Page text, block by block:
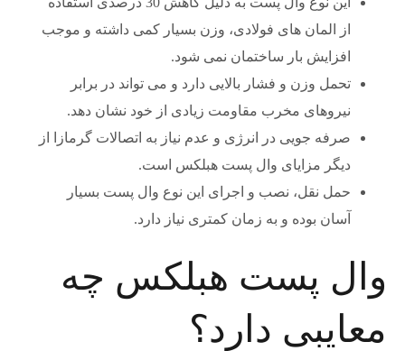
از المان های فولادی، وزن بسیار کمی داشته و موجب
افزایش بار ساختمان نمی شود.
تحمل وزن و فشار بالایی دارد و می تواند در برابر
نیروهای مخرب مقاومت زیادی از خود نشان دهد.
صرفه جویی در انرژی و عدم نیاز به اتصالات گرمازا از
دیگر مزایای وال پست هبلکس است.
حمل نقل، نصب و اجرای این نوع وال پست بسیار
آسان بوده و به زمان کمتری نیاز دارد.
وال پست هبلکس چه
معایبی دارد؟